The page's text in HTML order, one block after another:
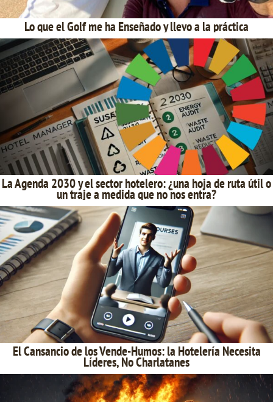
Lo que el Golf me ha Enseñado y llevo a la práctica
La Agenda 2030 y el sector hotelero: ¿una hoja de ruta útil o
un traje a medida que no nos entra?
El Cansancio de los Vende-Humos: la Hotelería Necesita
Líderes, No Charlatanes